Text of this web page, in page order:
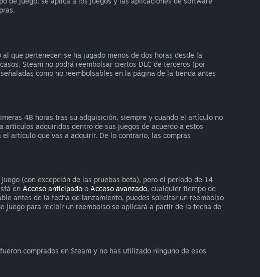
que pertenecen se ha jugado menos de dos horas desde la
Steam no podrá reembolsar ciertos DLC de terceros (por
como no reembolsables en la página de la tienda antes
48 horas tras su adquisición, siempre y cuando el artículo no
adquiridos dentro de sus juegos de acuerdo a estos
artículo que vas a adquirir. De lo contrario, las compras
(con excepción de las pruebas beta), pero el periodo de 14
en Acceso anticipado o Acceso avanzado, cualquier tiempo de
antes de la fecha de lanzamiento, puedes solicitar un reembolso
para recibir un reembolso se aplicará a partir de la fecha de
comprados en Steam y no has utilizado ninguno de esos